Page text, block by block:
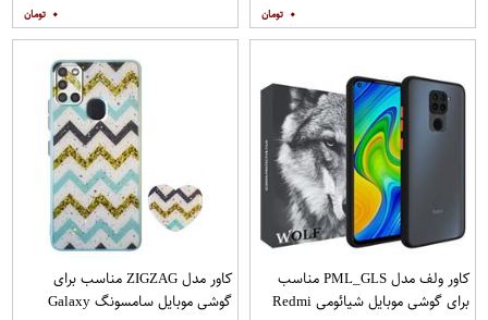
۰
مات
۰
کاور ولف مدل PML_GLS مناسب
برای گوشی موبایل شیائومی Redmi
کاور مدل ZIGZAG مناسب برای
گوشی موبایل سامسونگ Galaxy